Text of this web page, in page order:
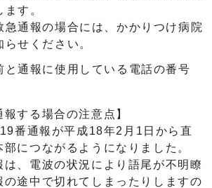
す。
急通報の場合には、かかりつけ病院
せください。
と通報に使用している電話の番号
報する場合の注意点】
番通報が平成18年2月1日から直
につながるようになりました。
は、電波の状況により語尾が不明瞭
の途中で切れてしまったりしますの